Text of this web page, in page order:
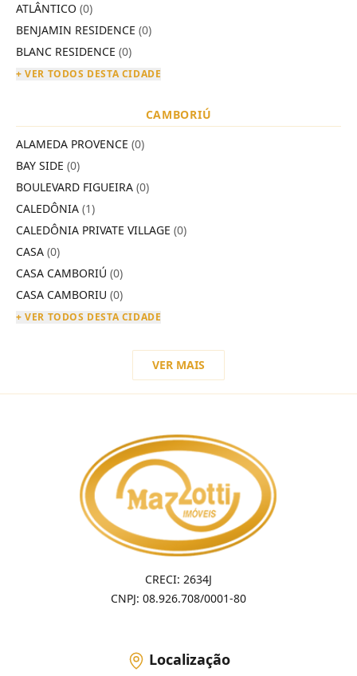
ATLÂNTICO (0)
BENJAMIN RESIDENCE (0)
BLANC RESIDENCE (0)
+ VER TODOS DESTA CIDADE
CAMBORIÚ
ALAMEDA PROVENCE (0)
BAY SIDE (0)
BOULEVARD FIGUEIRA (0)
CALEDÔNIA (1)
CALEDÔNIA PRIVATE VILLAGE (0)
CASA (0)
CASA CAMBORIÚ (0)
CASA CAMBORIU (0)
+ VER TODOS DESTA CIDADE
VER MAIS
CRECI: 2634J
CNPJ: 08.926.708/0001-80
Localização